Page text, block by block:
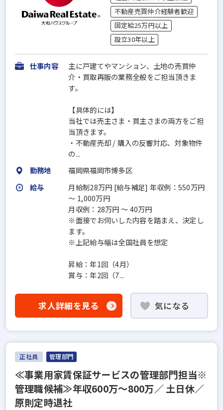
不動産売買仲介経験者歓迎
固定給25万円以上
設立30年以上
仕事内容
主に戸建てやマンション、土地の売買仲
介・買取再販の業務全般をご担当頂きま
す。
【具体的には】
当社では売主さま・買主さまの両方をご担
当頂きます。
・不動産売却 / 購入の反響対応、対象物件
の...
勤務地
福岡県福岡市博多区
給与
月給制28万円 [給与補足] 年収例：550万円
～ 1,000万円
月収例：28万円 ～ 40万円
※面接でお伺いした内容を踏まえ、決定し
ます。
※上記給与幅は全国社員を想定
昇給：年1回（4月）
賞与：年2回（7...
求人詳細を見る 気になる
正社員 管理部門
≪事業用家賃保証サービスの管理部門担当※
管理職候補≫年収600万～800万／ 土日休／
原則定時退社